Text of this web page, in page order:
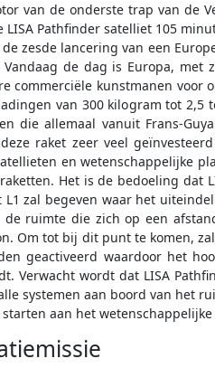
van de onderste trap van de
LISA Pathfinder satelliet 105
zesde lancering van een
Vandaag de dag is Europa,
commerciële kunstmanen
van 300 kilogram tot
die allemaal vanuit Frans-
raket zeer veel
en wetenschappelijke
Het is de bedoeling dat
L1 zal begeven waar het
ruimte die zich op een
Om tot bij dit punt te komen,
geactiveerd waardoor het
Verwacht wordt dat LISA
systemen aan boord van het
aan het